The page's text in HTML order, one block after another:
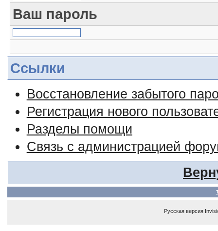
Ваш пароль
Ссылки
Восстановление забытого
Регистрация нового
Разделы помощи
Связь с администрацией
Русская версия